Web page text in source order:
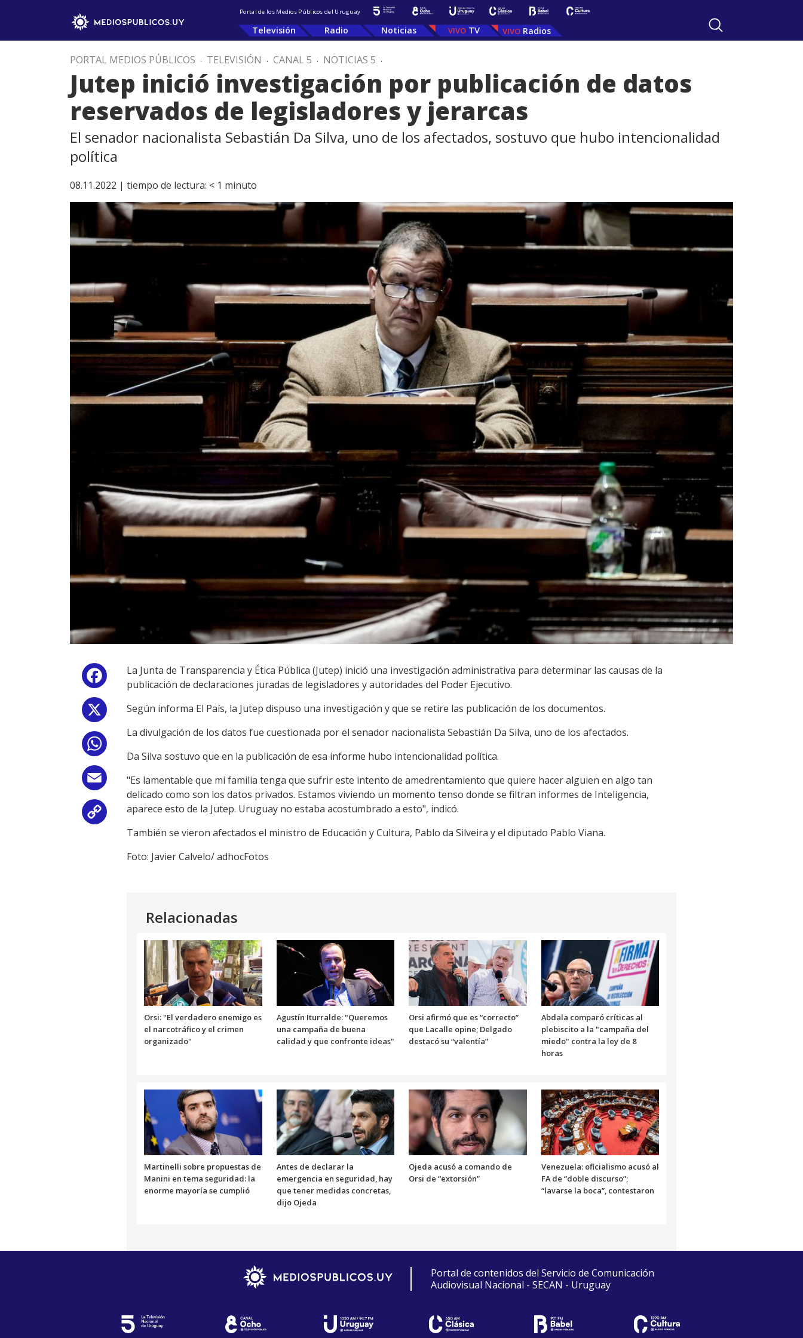
Portal de los Medios Públicos del Uruguay
Televisión Radio Noticias TV Radios
PORTAL MEDIOS PÚBLICOS . TELEVISIÓN . CANAL 5 . NOTICIAS 5 .
Jutep inició investigación por publicación de datos
reservados de legisladores y jerarcas
El senador nacionalista Sebastián Da Silva, uno de los afectados, sostuvo que hubo intencionalidad
política
08.11.2022 | tiempo de lectura: < 1 minuto
Facebook
Email
Copy
La Junta de Transparencia y Ética Pública (Jutep) inició una investigación administrativa para determinar las causas de la
publicación de declaraciones juradas de legisladores y autoridades del Poder Ejecutivo.
Según informa El País, la Jutep dispuso una investigación y que se retire las publicación de los documentos.
La divulgación de los datos fue cuestionada por el senador nacionalista Sebastián Da Silva, uno de los afectados.
Da Silva sostuvo que en la publicación de esa informe hubo intencionalidad política.
"Es lamentable que mi familia tenga que sufrir este intento de amedrentamiento que quiere hacer alguien en algo tan
delicado como son los datos privados. Estamos viviendo un momento tenso donde se filtran informes de Inteligencia,
aparece esto de la Jutep. Uruguay no estaba acostumbrado a esto", indicó.
También se vieron afectados el ministro de Educación y Cultura, Pablo da Silveira y el diputado Pablo Viana.
Foto: Javier Calvelo/ adhocFotos
Relacionadas
Orsi: "El verdadero enemigo es
el narcotráfico y el crimen
organizado"
Agustín Iturralde: "Queremos
una campaña de buena
calidad y que confronte ideas"
Orsi afirmó que es “correcto”
que Lacalle opine; Delgado
destacó su “valentía”
Abdala comparó críticas al
plebiscito a la "campaña del
miedo" contra la ley de 8
horas
Martinelli sobre propuestas de
Manini en tema seguridad: la
enorme mayoría se cumplió
Antes de declarar la
emergencia en seguridad, hay
que tener medidas concretas,
dijo Ojeda
Ojeda acusó a comando de
Orsi de “extorsión”
Venezuela: oficialismo acusó al
FA de “doble discurso”;
“lavarse la boca”, contestaron
Portal de contenidos del Servicio de Comunicación
Audiovisual Nacional - SECAN - Uruguay